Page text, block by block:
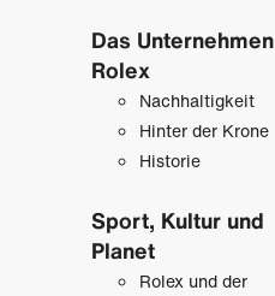
Das Unternehmen
Rolex
Nachhaltigkeit
Hinter der Krone
Historie
Sport, Kultur und
Planet
Rolex und der